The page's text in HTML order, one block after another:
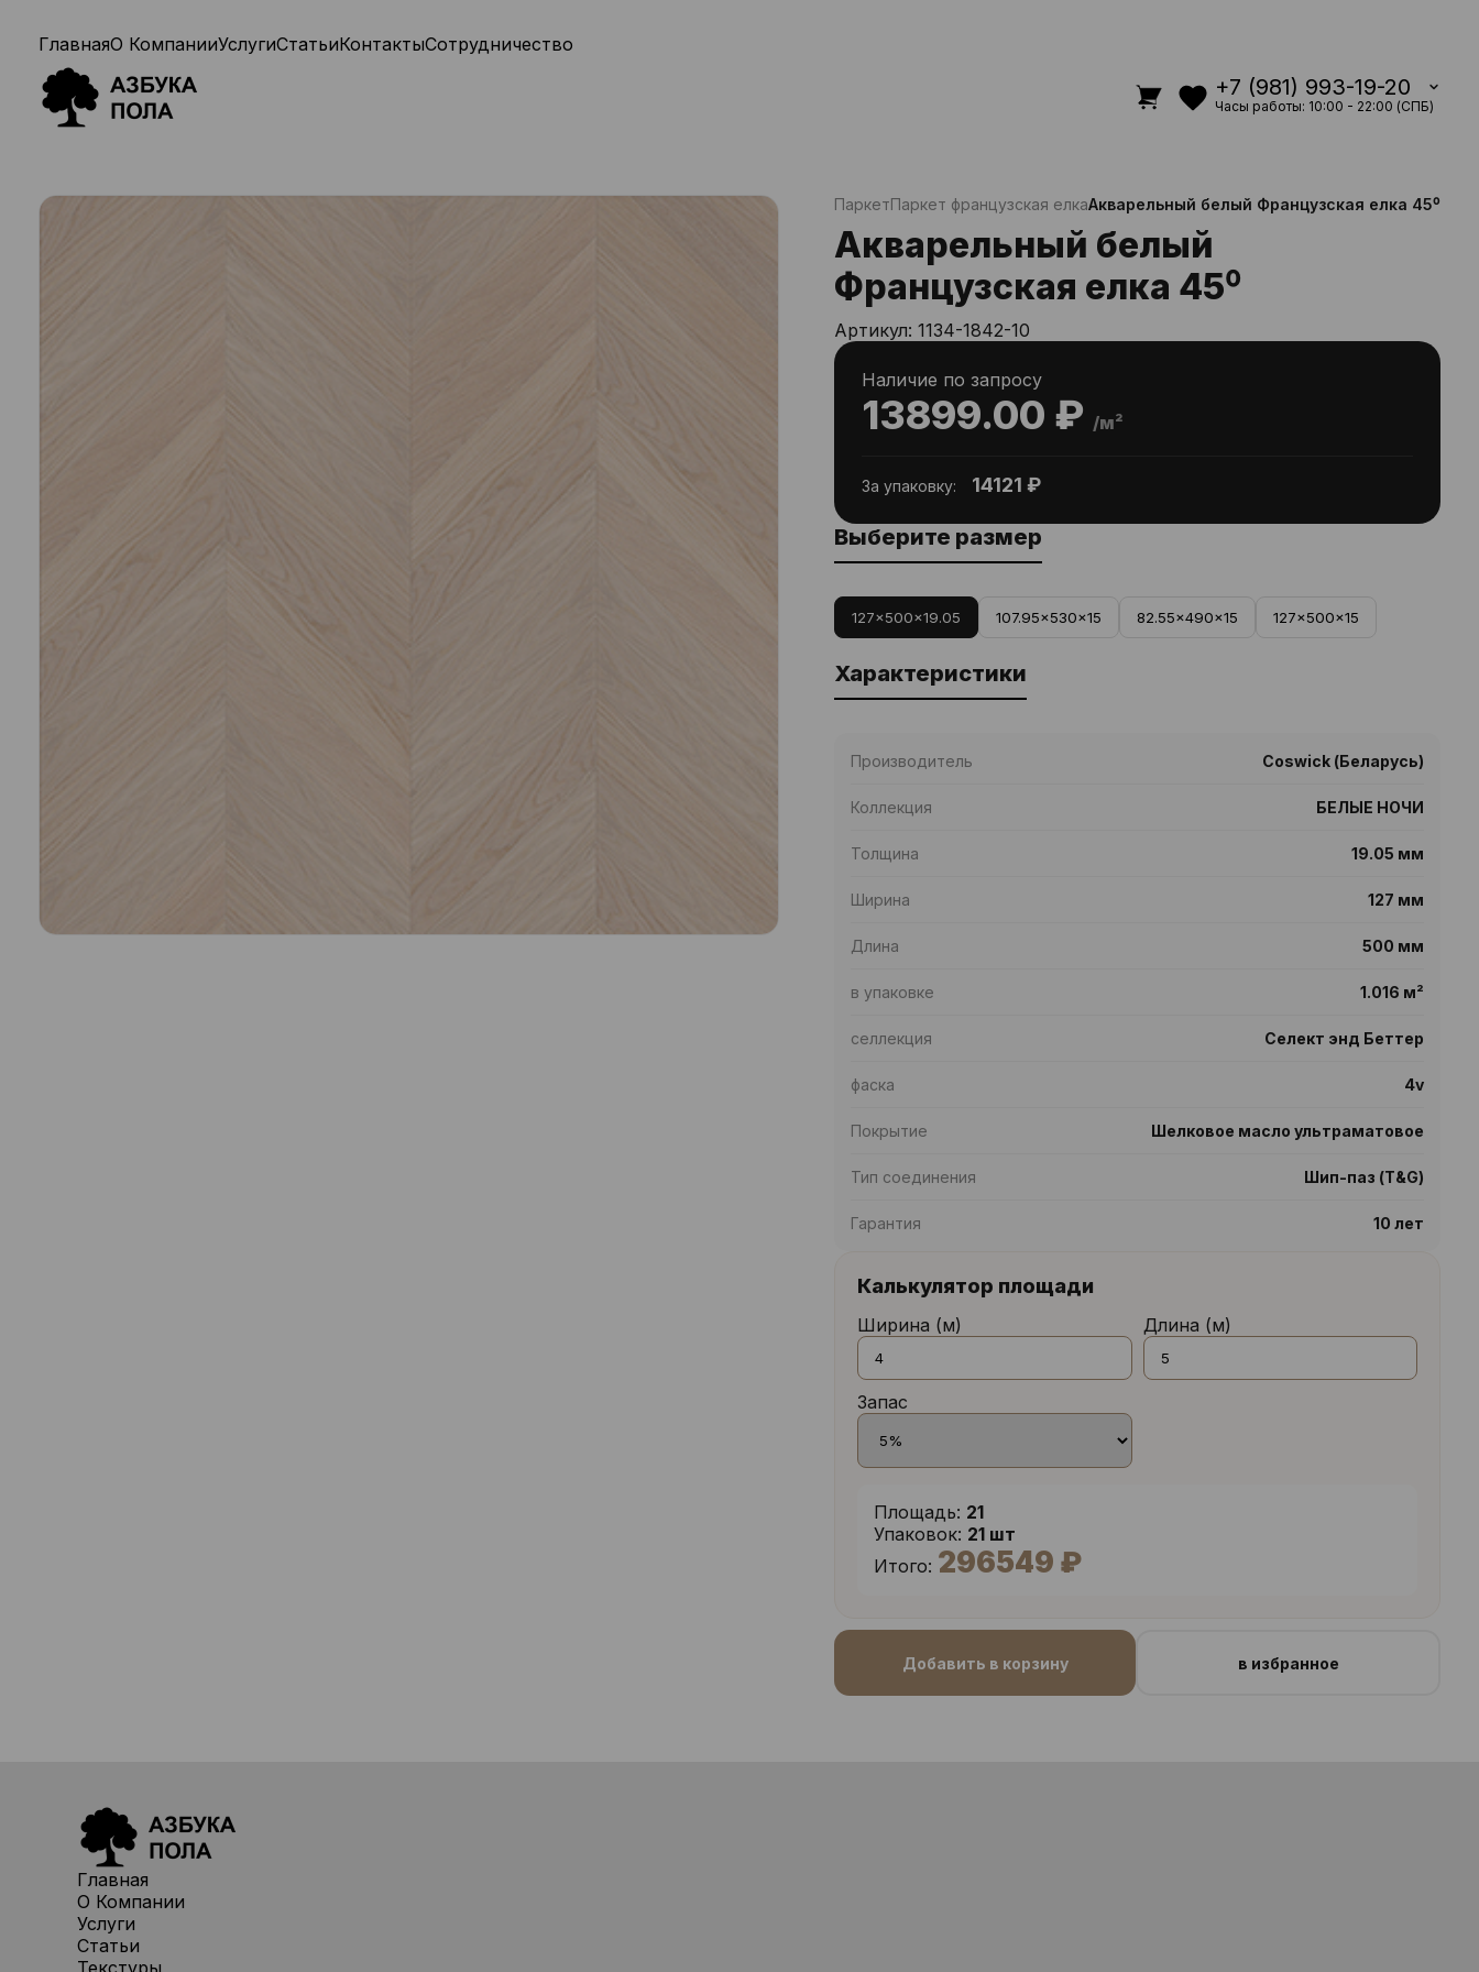
+7 (981) 993-19-20
Часы работы: 10:00 - 22:00 (СПБ)
ГлавнаяО КомпанииУслугиСтатьиКонтактыСотрудничество
ПаркетПаркет французская елкаАкварельный белый Французская елка 45⁰
Акварельный белый
Французская елка 45⁰
Артикул:1134-1842-10
13899.00 ₽ /м²
Наличие по запросу
За упаковку: 14121 ₽
Выберите размер
127x500x19.05 107.95x530x15 82.55x490x15 127x500x15
Характеристики
Производитель Coswick (Беларусь)
Коллекция БЕЛЫЕ НОЧИ
Толщина 19.05 мм
Ширина 127 мм
Длина 500 мм
в упаковке 1.016 м²
селлекция Селект энд Беттер
фаска 4v
Покрытие Шелковое масло ультраматовое
Тип соединения Шип-паз (T&G)
Гарантия 10 лет
Калькулятор площади
Ширина (м) Длина (м)
Запас
Площадь: 21
Упаковок: 21 шт
Итого: 296549 ₽
Добавить в корзину в избранное
Главная
О Компании
Услуги
Статьи
Текстуры